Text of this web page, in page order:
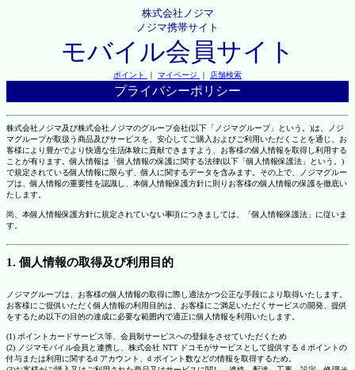
株式会社ノジマ
ノジマ携帯サイト
モバイル会員サイト
ポイント ｜ マイページ ｜ 店舗検索
プライバシーポリシー
株式会社ノジマ及び株式会社ノジマのグループ会社(以下「ノジマグループ」という。)は、ノジ
マグループが取扱う商品及びサービスを、安心してご購入およびご利用いただくことを通じ、お
客様により豊かでより快適な生活体験に貢献できますよう、お客様の個人情報を取得し利用する
ことが有ります。個人情報は「個人情報の保護に関する法律(以下「個人情報保護法」という。)
で規定されている個人情報に限らず、個人に関するデータを含みます。その上で、ノジマグルー
プは、個人情報の重要性を認識し、本個人情報保護方針に則りお客様の個人情報の保護を徹底い
たします。
尚、本個人情報保護方針に規定されていない事項につきましては、「個人情報保護法」に従いま
す。
1. 個人情報の取得及び利用目的
ノジマグループは、お客様の個人情報の取得に際し適法かつ公正な手段により取得いたします。
お客様にご提供いただく個人情報の利用目的は、お客様にご満足いただくサービスの開発、提供
をするため以下の目的の達成に必要な範囲内で適正に個人情報を利用いたします。
(1) ポイントカードサービス等、会員制サービスへの登録をさせていただくため
(2) ノジマモバイル会員と連携し、株式会社 NTT ドコモがサービスとして提供する d ポイントの
付与または利用に関するd アカウント、d ポイント数などの情報を取得するため。